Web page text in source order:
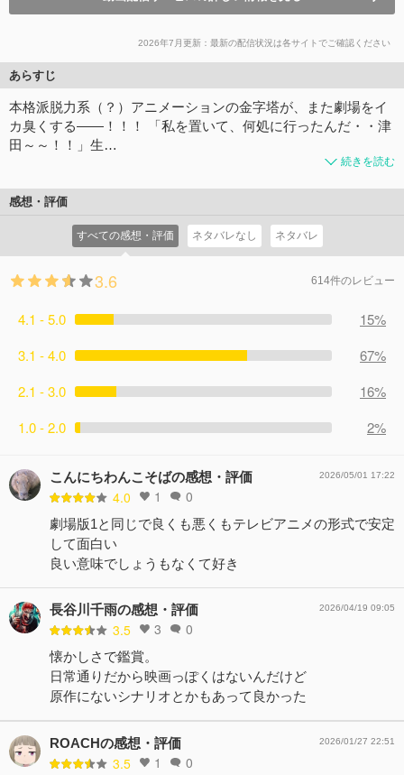
2026年7月更新：最新の配信状況は各サイトでご確認ください
あらすじ
本格派脱力系（？）アニメーションの金字塔が、また劇場をイ
カ臭くする――！！！ 「私を置いて、何処に行ったんだ・・津
田～～！！」生…
続きを読む
感想・評価
すべての感想・評価 ネタバレなし ネタバレ
3.6 614件のレビュー
4.1 - 5.0
15%
3.1 - 4.0
67%
2.1 - 3.0
16%
1.0 - 2.0
2%
こんにちわんこそばの感想・評価
4.0 1 0
2026/05/01 17:22
劇場版1と同じで良くも悪くもテレビアニメの形式で安定
して面白い
良い意味でしょうもなくて好き
長谷川千雨の感想・評価
3.5 3 0
2026/04/19 09:05
懐かしさで鑑賞。
日常通りだから映画っぽくはないんだけど
原作にないシナリオとかもあって良かった
ROACHの感想・評価
3.5 1 0
2026/01/27 22:51